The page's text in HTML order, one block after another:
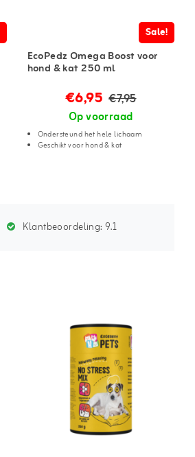
Sale!
EcoPedz Omega Boost voor
hond & kat 250 ml
€6,95 €7,95
Op voorraad
Ondersteund het hele lichaam
Geschikt voor hond & kat
Klantbeoordeling:9.1